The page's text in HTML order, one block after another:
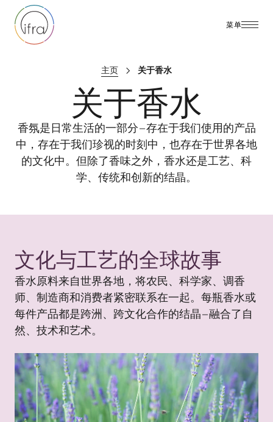
菜单
主页 关于香水
关于香水
香氛是日常生活的一部分 – 存在于我们使用的产品
中，存在于我们珍视的时刻中，也存在于世界各地
的文化中。但除了香味之外，香水还是工艺、科
学、传统和创新的结晶。
文化与工艺的全球故事
香水原料来自世界各地，将农民、科学家、调香
师、制造商和消费者紧密联系在一起。每瓶香水或
每件产品都是跨洲、跨文化合作的结晶 – 融合了自
然、技术和艺术。